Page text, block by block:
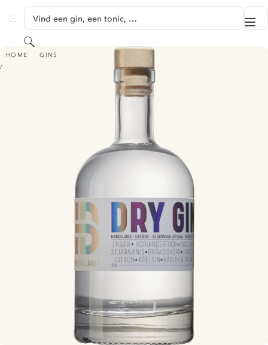
GINVENTORY
Vind een gin, een tonic, …
Zoeken
HOME GINS
BRÄNNERIBOLAGET DRY GIN